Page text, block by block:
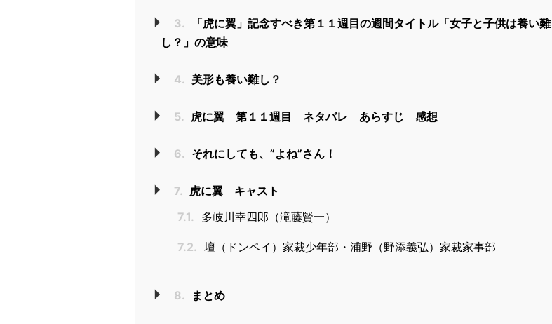
3.
「虎に翼」記念すべき第１１週目の週間タイトル「女子と子供は養い難
し？」の意味
4. 美形も養い難し？
5. 虎に翼 第１１週目 ネタバレ あらすじ 感想
6. それにしても、”よね”さん！
7. 虎に翼 キャスト
7.1. 多岐川幸四郎（滝藤賢一）
7.2. 壇（ドンペイ）家裁少年部・浦野（野添義弘）家裁家事部
8. まとめ